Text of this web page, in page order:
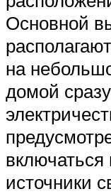
Основной
на
домой
источники